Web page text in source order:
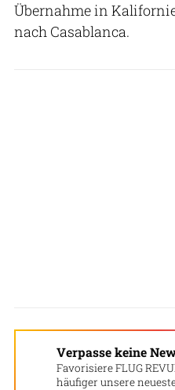
Übernahme in
nach Casablanca.
Verpasse keine
Favorisiere FLUG
häufiger unsere